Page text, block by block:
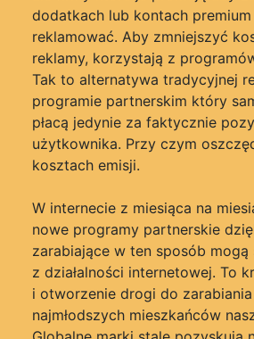
dodatkach lub kontach premium
reklamować. Aby zmniejszyć
reklamy, korzystają z
Tak to alternatywa tradycyjnej
programie partnerskim który
płacą jedynie za faktycznie
użytkownika. Przy czym
kosztach emisji.
W internecie z miesiąca na
nowe programy partnerskie
zarabiające w ten sposób
z działalności internetowej. To
i otworzenie drogi do
najmłodszych mieszkańców